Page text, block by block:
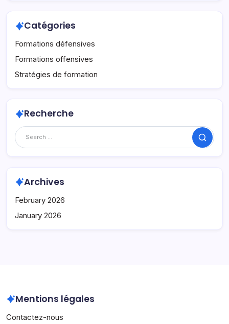
Catégories
Formations défensives
Formations offensives
Stratégies de formation
Recherche
Search
Archives
February 2026
January 2026
Mentions légales
Contactez-nous